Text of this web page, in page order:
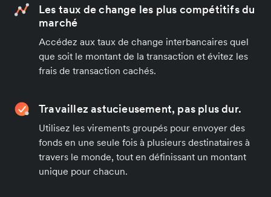
Les taux de change les plus compétitifs du
marché
Accédez aux taux de change interbancaires quel
que soit le montant de la transaction et évitez les
frais de transaction cachés.
Travaillez astucieusement, pas plus dur.
Utilisez les virements groupés pour envoyer des
fonds en une seule fois à plusieurs destinataires à
travers le monde, tout en définissant un montant
unique pour chacun.